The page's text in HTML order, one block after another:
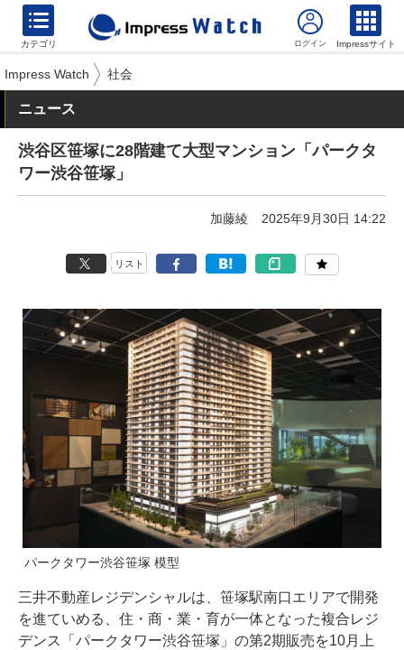
カテゴリ Impressサイト
Impress Watch 社会
ニュース
渋谷区笹塚に28階建て大型マンション「パークタ
ワー渋谷笹塚」
加藤綾 2025年9月30日 14:22
リスト
パークタワー渋谷笹塚 模型
三井不動産レジデンシャルは、笹塚駅南口エリアで開発
を進ていめる、住・商・業・育が一体となった複合レジ
デンス「パークタワー渋谷笹塚」の第2期販売を10月上